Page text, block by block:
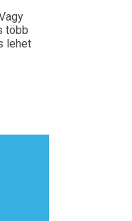
több
lehet